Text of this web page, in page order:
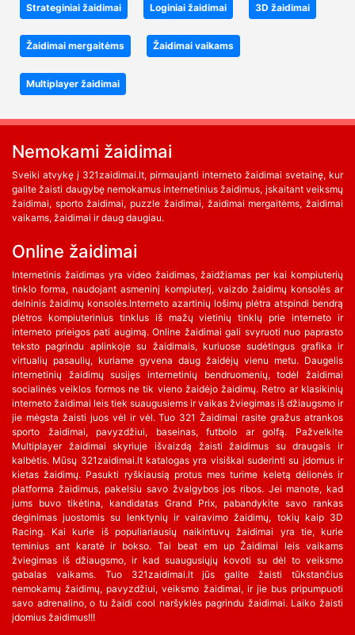
Strateginiai žaidimai Loginiai žaidimai 3D žaidimai
Žaidimai mergaitėms Žaidimai vaikams
Multiplayer žaidimai
Nemokami žaidimai
Sveiki atvykę į 321zaidimai.lt, pirmaujanti interneto žaidimai svetainę, kur
galite žaisti daugybę nemokamus internetinius žaidimus, įskaitant veiksmų
žaidimai, sporto žaidimai, puzzle žaidimai, žaidimai mergaitėms, žaidimai
vaikams, žaidimai ir daug daugiau.
Online žaidimai
Internetinis žaidimas yra video žaidimas, žaidžiamas per kai kompiuterių
tinklo forma, naudojant asmeninį kompiuterį, vaizdo žaidimų konsolės ar
delninis žaidimų konsolės.Interneto azartinių lošimų plėtra atspindi bendrą
plėtros kompiuterinius tinklus iš mažų vietinių tinklų prie interneto ir
interneto prieigos pati augimą. Online žaidimai gali svyruoti nuo paprasto
teksto pagrindu aplinkoje su žaidimais, kuriuose sudėtingus grafika ir
virtualių pasaulių, kuriame gyvena daug žaidėjų vienu metu. Daugelis
internetinių žaidimų susijęs internetinių bendruomenių, todėl žaidimai
socialinės veiklos formos ne tik vieno žaidėjo žaidimų. Retro ar klasikinių
interneto žaidimai leis tiek suaugusiems ir vaikas žviegimas iš džiaugsmo ir
jie mėgsta žaisti juos vėl ir vėl. Tuo 321 Žaidimai rasite gražus atrankos
sporto žaidimai, pavyzdžiui, baseinas, futbolo ar golfą. Pažvelkite
Multiplayer žaidimai skyriuje išvaizdą žaisti žaidimus su draugais ir
kalbėtis. Mūsų 321zaidimai.lt katalogas yra visiškai suderinti su įdomus ir
kietas žaidimų. Pasukti ryškiausią protus mes turime keletą dėlionės ir
platforma žaidimus, pakelsiu savo žvalgybos jos ribos. Jei manote, kad
jums buvo tikėtina, kandidatas Grand Prix, pabandykite savo rankas
deginimas juostomis su lenktynių ir vairavimo žaidimų, tokių kaip 3D
Racing. Kai kurie iš populiariausių naikintuvų žaidimai yra tie, kurie
teminius ant karatė ir bokso. Tai beat em up Žaidimai leis vaikams
žviegimas iš džiaugsmo, ir kad suaugusiųjų kovoti su dėl to veiksmo
gabalas vaikams. Tuo 321zaidimai.lt jūs galite žaisti tūkstančius
nemokamų žaidimų, pavyzdžiui, veiksmo žaidimai, ir jie bus pripumpuoti
savo adrenalino, o tu žaidi cool naršyklės pagrindu žaidimai. Laiko žaisti
įdomius žaidimus!!!